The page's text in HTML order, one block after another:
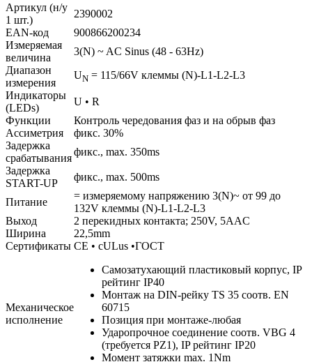
Артикул (н/у
1 шт.)
2390002
EAN-код
900866200234
Измеряемая
величина
3(N) ~ AC Sinus (48 - 63Hz)
Диапазон
измерения
UN = 115/66V клеммы (N)-L1-L2-L3
Индикаторы
(LEDs)
U • R
Функции
Контроль чередования фаз и на обрыв фаз
Ассиметрия
фикс. 30%
Задержка
срабатывания
фикс., max. 350ms
Задержка
START-UP
фикс., max. 500ms
Питание
= измеряемому напряжению 3(N)~ от 99 до
132V клеммы (N)-L1-L2-L3
Выход
2 перекидных контакта; 250V, 5AAC
Ширина
22,5mm
Сертификаты CE • cULus •ГОСТ
Механическое
исполнение
Самозатухающий пластиковый корпус, IP
рейтинг IP40
Монтаж на DIN-рейку TS 35 соотв. EN
60715
Позиция при монтаже-любая
Ударопрочное соединение соотв. VBG 4
(требуется PZ1), IP рейтинг IP20
Момент затяжки max. 1Nm